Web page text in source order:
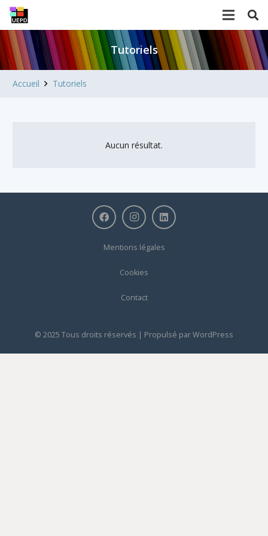
Tutoriels
Accueil Tutoriels
Aucun résultat.
Mentions légales
Cookies
Contact
© 2025 Tous droits réservés | Propulsé parWordPress